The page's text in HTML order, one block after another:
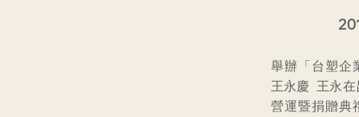
舉辦「台塑企
王永慶 王永在
營運暨捐贈典